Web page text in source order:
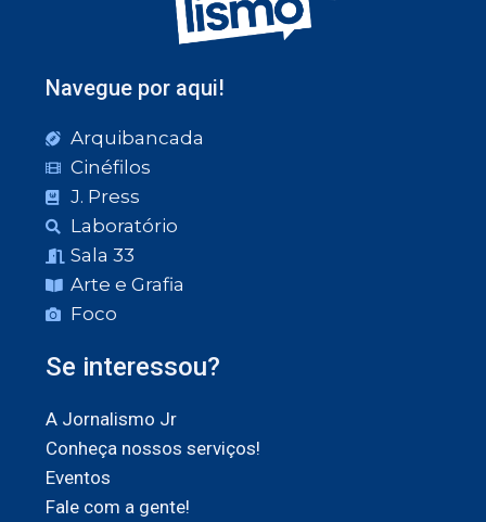
Navegue por aqui!
Arquibancada
Cinéfilos
J. Press
Laboratório
Sala 33
Arte e Grafia
Foco
Se interessou?
A Jornalismo Jr
Conheça nossos serviços!
Eventos
Fale com a gente!